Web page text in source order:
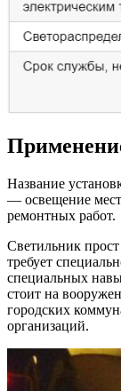
Название
— освещение
ремонтных работ.
Светильник
требует
специальных
стоит на
городских
организаций.